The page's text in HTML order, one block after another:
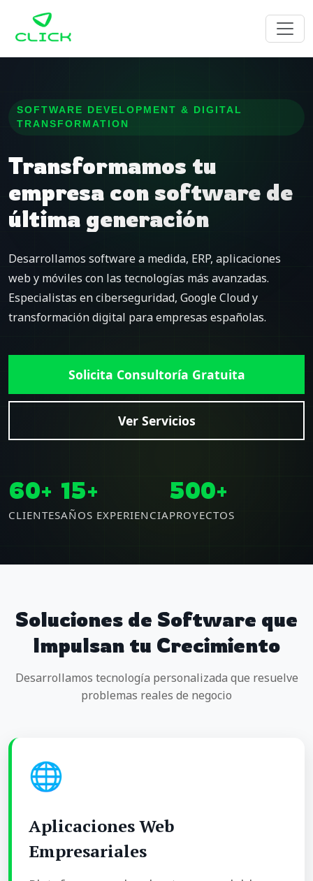
SOFTWARE DEVELOPMENT & DIGITAL
TRANSFORMATION
Transformamos tu
empresa con software de
última generación
Desarrollamos software a medida, ERP, aplicaciones
web y móviles con las tecnologías más avanzadas.
Especialistas en ciberseguridad, Google Cloud y
transformación digital para empresas españolas.
Solicita Consultoría Gratuita
Ver Servicios
60+
CLIENTES
15+
AÑOS EXPERIENCIA
500+
PROYECTOS
Soluciones de Software que
Impulsan tu Crecimiento
Desarrollamos tecnología personalizada que resuelve
problemas reales de negocio
🌐
Aplicaciones Web
Empresariales